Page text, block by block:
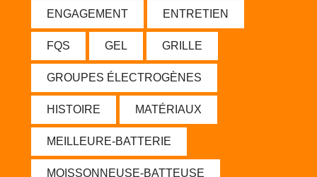
ENGAGEMENT ENTRETIEN
FQS GEL GRILLE
GROUPES ÉLECTROGÈNES
HISTOIRE MATÉRIAUX
MEILLEURE-BATTERIE
MOISSONNEUSE-BATTEUSE